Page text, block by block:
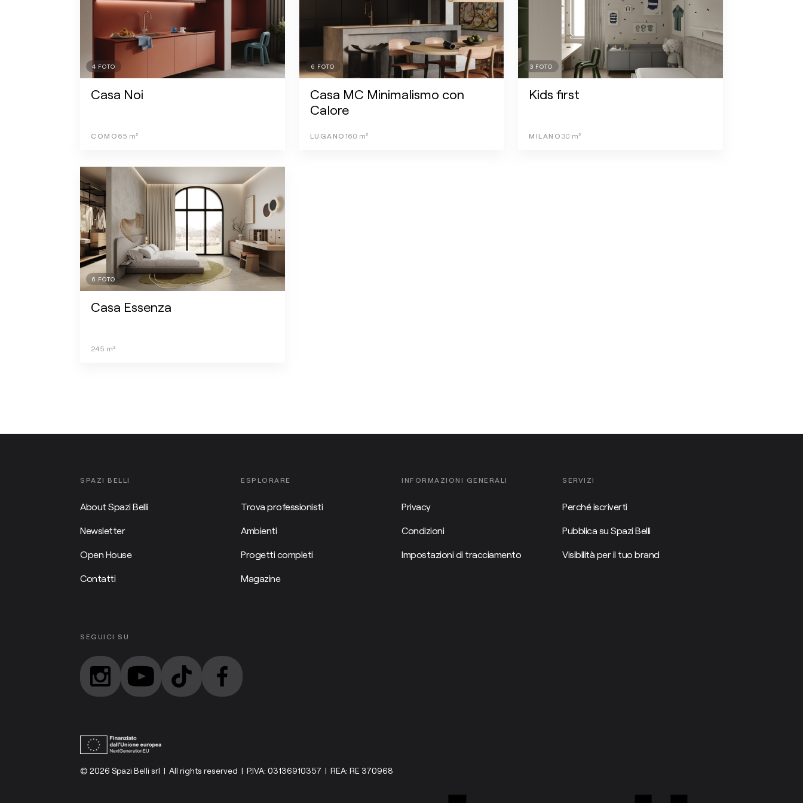
4 FOTO
Casa Noi
COMO 65 m²
6 FOTO
Casa MC Minimalismo con
Calore
LUGANO 160 m²
3 FOTO
Kids first
MILANO 30 m²
6 FOTO
Casa Essenza
245 m²
SPAZI BELLI
About Spazi Belli
Newsletter
Open House
Contatti
ESPLORARE
Trova professionisti
Ambienti
Progetti completi
Magazine
INFORMAZIONI GENERALI
Privacy
Condizioni
Impostazioni di tracciamento
SERVIZI
Perché iscriverti
Pubblica su Spazi Belli
Visibilità per il tuo brand
SEGUICI SU
© 2026 Spazi Belli srl | All rights reserved | P.IVA: 03136910357 | REA: RE 370968